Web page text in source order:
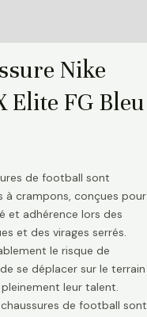
Nike
FG Bleu
de football sont
à crampons, conçues pour
et adhérence lors des
et des virages serrés.
le risque de
se déplacer sur le terrain
leur talent.
de football sont